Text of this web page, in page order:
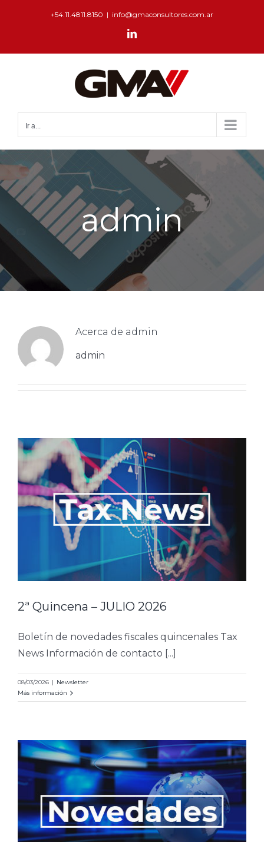
+54.11.4811.8150 | info@gmaconsultores.com.ar
Ir a...
admin
Acerca de admin
admin
2ª Quincena – JULIO 2026
Boletín de novedades fiscales quincenales Tax
News Información de contacto [...]
08/03/2026 | Newsletter
Más información